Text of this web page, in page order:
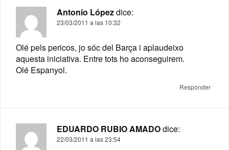
Antonio Lópezdice:
23/03/2011 a las 10:32
Olé pels pericos, jo sóc del Barça i aplaudeixo
aquesta iniciativa. Entre tots ho aconseguirem.
Olé Espanyol.
Responder
EDUARDO RUBIO AMADOdice:
22/03/2011 a las 23:54